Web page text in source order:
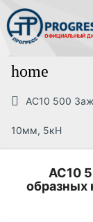
ОФИЦИАЛЬНЫЙ
home
AC10 500
10мм, 5кН
AC10
образных